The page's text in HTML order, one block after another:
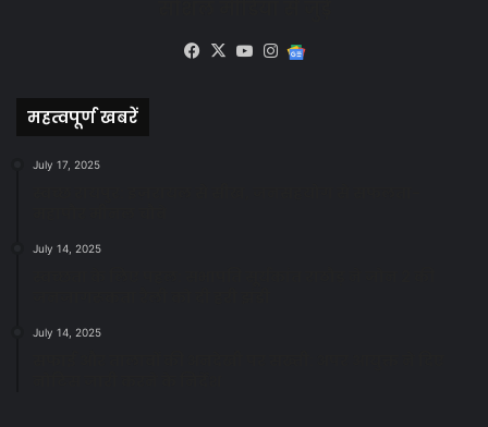
Facebook
X YouTubeInstagram
महत्वपूर्ण खबरें
July 17, 2025
July 14, 2025
July 14, 2025